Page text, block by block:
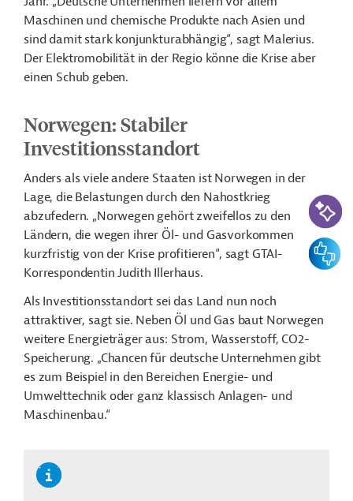
Maschinen und chemische Produkte nach Asien und
sind damit stark konjunkturabhängig“, sagt Malerius.
Der Elektromobilität in der Regio könne die Krise aber
einen Schub geben.
Norwegen: Stabiler
Investitionsstandort
Anders als viele andere Staaten ist Norwegen in der
Lage, die Belastungen durch den Nahostkrieg
abzufedern. „Norwegen gehört zweifellos zu den
Ländern, die wegen ihrer Öl- und Gasvorkommen
kurzfristig von der Krise profitieren“, sagt GTAI-
Korrespondentin Judith Illerhaus.
Als Investitionsstandort sei das Land nun noch
attraktiver, sagt sie. Neben Öl und Gas baut Norwegen
weitere Energieträger aus: Strom, Wasserstoff, CO2-
Speicherung. „Chancen für deutsche Unternehmen gibt
es zum Beispiel in den Bereichen Energie- und
Umwelttechnik oder ganz klassisch Anlagen- und
Maschinenbau.“
KI-